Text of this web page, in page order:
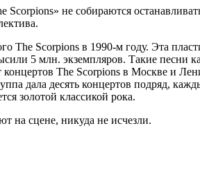
не собираются
The Scorpions в 1990-м году. Эта
5 млн. экземпляров. Такие песни
концертов The Scorpions в Москве и
дала десять концертов подряд,
золотой классикой рока.
на сцене, никуда не исчезли.